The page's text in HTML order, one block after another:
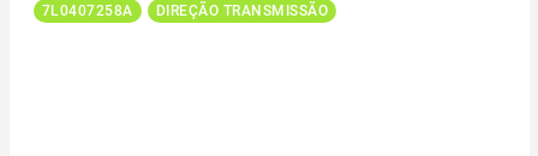
7L0407258A DIREÇÃO TRANSMISSÃO